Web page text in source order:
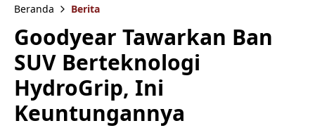
Beranda Berita
Goodyear Tawarkan Ban
SUV Berteknologi
HydroGrip, Ini
Keuntungannya